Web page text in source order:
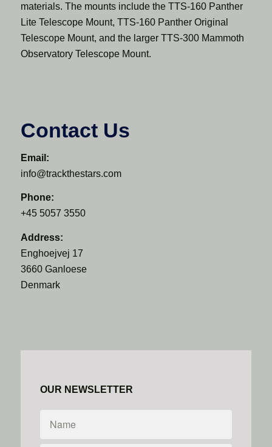
materials. The mounts include the TTS-160 Panther
Lite Telescope Mount, TTS-160 Panther Original
Telescope Mount, and the larger TTS-300 Mammoth
Observatory Telescope Mount.
Contact Us
Email:
info@trackthestars.com
Phone:
+45 5057 3550
Address:
Enghoejvej 17
3660 Ganloese
Denmark
OUR NEWSLETTER